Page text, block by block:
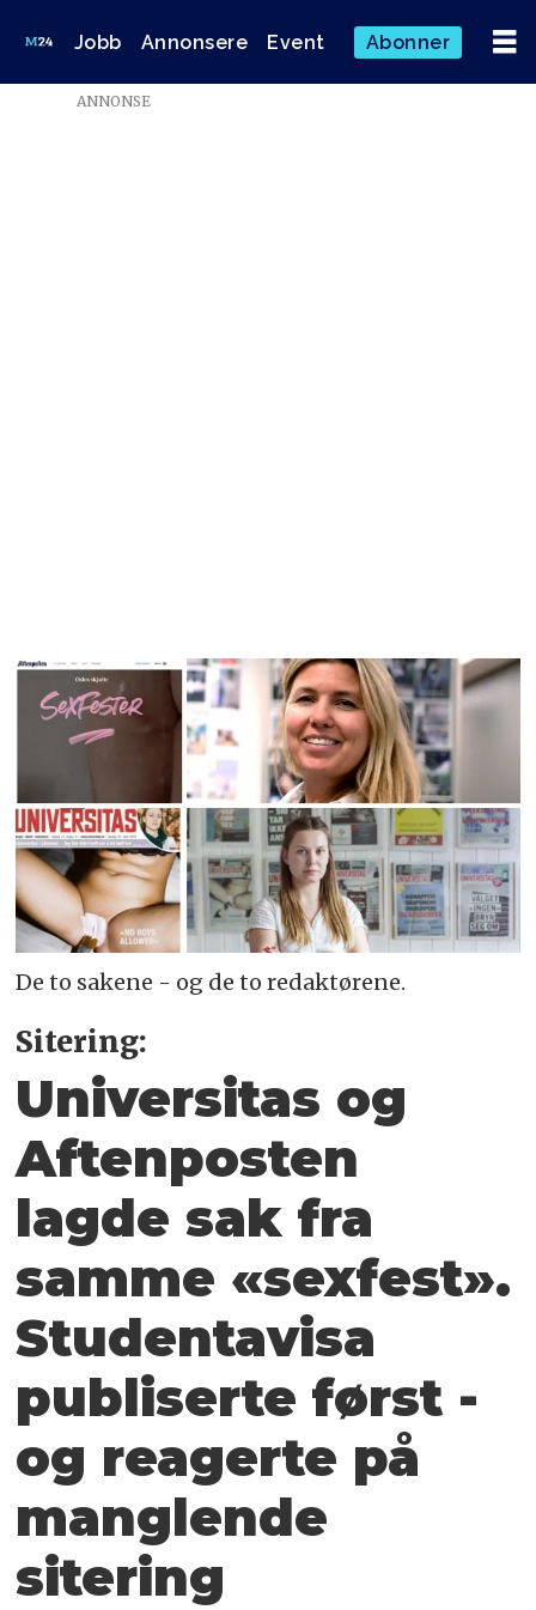
Jobb Annonsere Event Abonner
ANNONSE
De to sakene - og de to redaktørene.
Sitering:
Universitas og
Aften­posten
lagde sak fra
samme «sexfest».
Student­avisa
publiserte først -
og reagerte på
manglende
sitering